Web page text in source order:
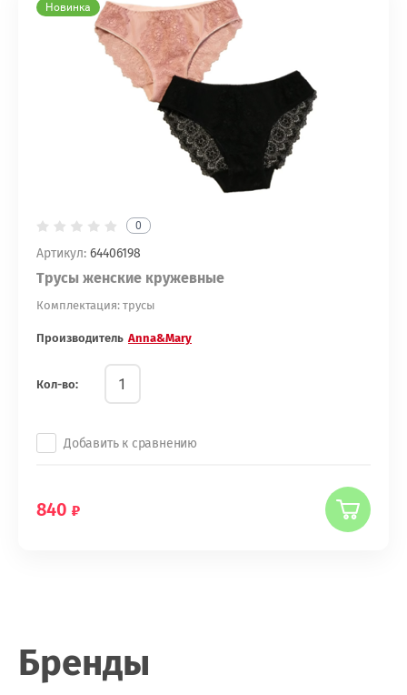
Новинка
0
Артикул: 64406198
Трусы женские кружевные
Комплектация: трусы
Производитель Anna&Mary
Кол-во:
Добавить к сравнению
840
Бренды